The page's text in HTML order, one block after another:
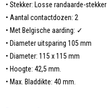
• Stekker: Losse randaarde-stekker
• Aantal contactdozen: 2
• Met Belgische aarding: ✓
• Diameter uitsparing 105 mm
• Diameter: 115 x 115 mm
• Hoogte: 42,5 mm.
• Max. Bladdikte: 40 mm.